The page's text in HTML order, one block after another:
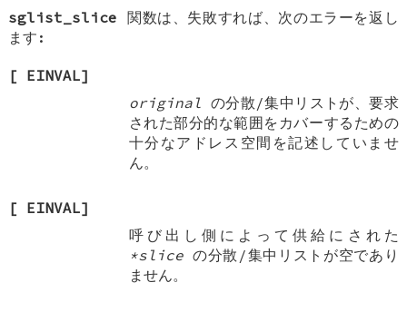
sglist_slice 関数は、失敗すれば、次のエラーを返し
ます:
[ EINVAL]
original の分散/集中リストが、要求
された部分的な範囲をカバーするための
十分なアドレス空間を記述していませ
ん。
[ EINVAL]
呼び出し側によって供給にされた
*sliceの分散/集中リストが空であり
ません。